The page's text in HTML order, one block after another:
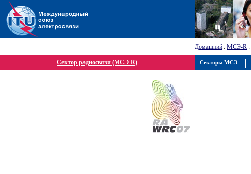
Домашний : МСЭ-R :
Сектор радиосвязи (МСЭ-R) Секторы МСЭ